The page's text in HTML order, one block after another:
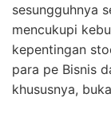
sesungguhnya
mencukupi
kepentingan
para pe Bisnis
khususnya,